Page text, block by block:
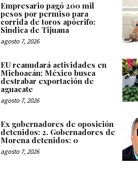
Empresario pagó 200 mil
pesos por permiso para
corrida de toros apócrifo:
Sindica de Tijuana
agosto 7, 2026
EU reanudará actividades en
Michoacán; México busca
destrabar exportación de
aguacate
agosto 7, 2026
Ex gobernadores de oposición
detenidos: 2. Gobernadores de
Morena detenidos: 0
agosto 7, 2026